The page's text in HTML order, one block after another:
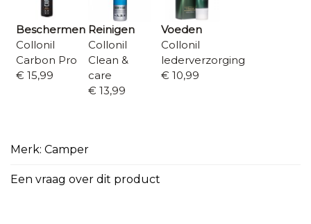
Beschermen
Collonil
Carbon Pro
€ 15,99
Reinigen
Collonil
Clean &
care
€ 13,99
Voeden
Collonil
lederverzorging
€ 10,99
Merk: Camper
Een vraag over dit product